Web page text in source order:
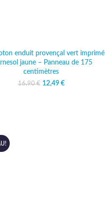
enduit provençal vert imprimé
jaune – Panneau de 175
centimètres
16,90€
Le prix initial était :
12,49 €